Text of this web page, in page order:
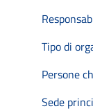
Tipo di
Persone
Sede